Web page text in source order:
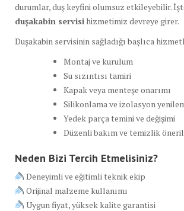
durumlar, duş keyfini olumsuz etkileyebilir.
duşakabin servisi hizmetimiz devreye girer.
Duşakabin servisinin sağladığı başlıca
Montaj ve kurulum
Su sızıntısı tamiri
Kapak veya menteşe onarımı
Silikonlama ve izolasyon
Yedek parça temini ve değişimi
Düzenli bakım ve temizlik
Neden Bizi Tercih Etmelisiniz?
Deneyimli ve eğitimli teknik ekip
Orijinal malzeme kullanımı
Uygun fiyat, yüksek kalite garantisi